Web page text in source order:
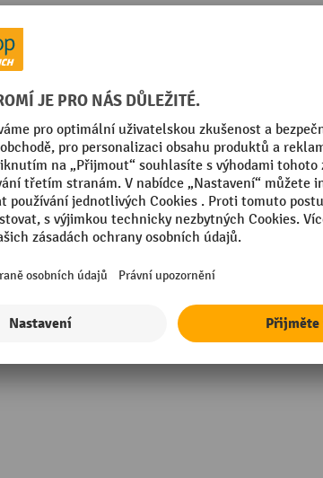
délka 500 mm
Průměr
Rozsah použití
Segmentu